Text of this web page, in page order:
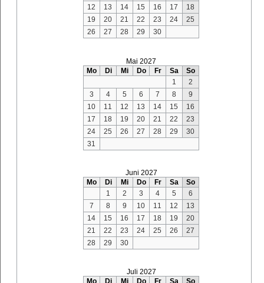
12
13 14 15 16 17
18
19
20 21 22 23 24
25
26
27 28 29 30
Mai 2027
Mo
Di Mi Do Fr Sa
So
1
2
3
4 5 6 7 8
9
10
11 12 13 14 15
16
17
18 19 20 21 22
23
24
25 26 27 28 29
30
31
Juni 2027
Mo
Di Mi Do Fr Sa
So
1
2 3 4 5
6
7
8 9 10 11 12
13
14
15 16 17 18 19
20
21
22 23 24 25 26
27
28
29 30
Juli 2027
Mo
Di Mi Do Fr Sa So